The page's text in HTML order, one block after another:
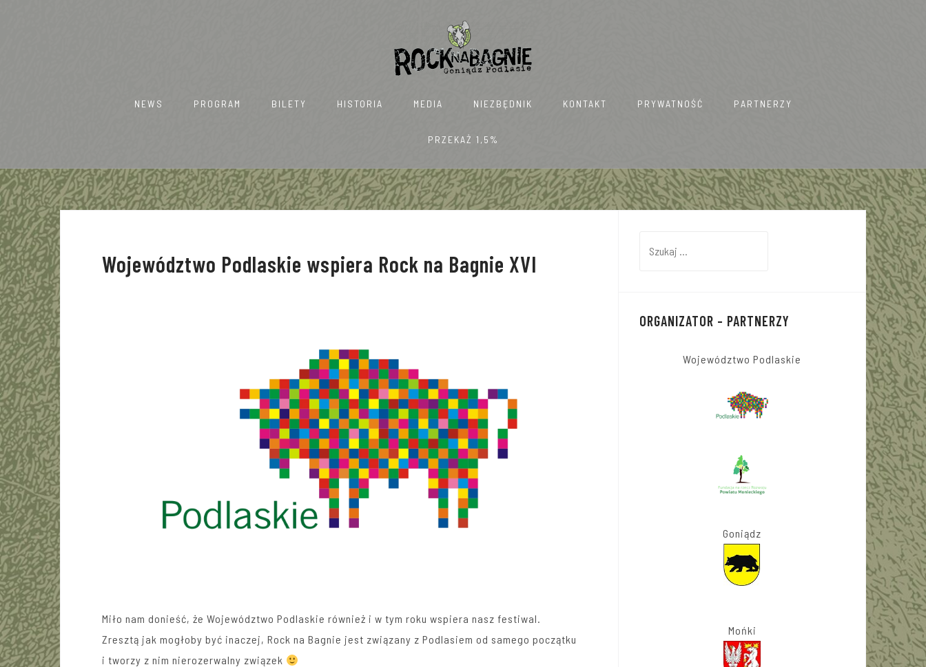
NEWS PROGRAM BILETY HISTORIA MEDIA NIEZBĘDNIK KONTAKT PRYWATNOŚĆ PARTNERZY
PRZEKAŻ 1,5%
Województwo Podlaskie wspiera Rock na Bagnie XVI
Miło nam donieść, że Województwo Podlaskie również i w tym roku wspiera nasz festiwal.
Zresztą jak mogłoby być inaczej, Rock na Bagnie jest związany z Podlasiem od samego początku
i tworzy z nim nierozerwalny związek
ORGANIZATOR – PARTNERZY
Województwo Podlaskie
Goniądz
Mońki